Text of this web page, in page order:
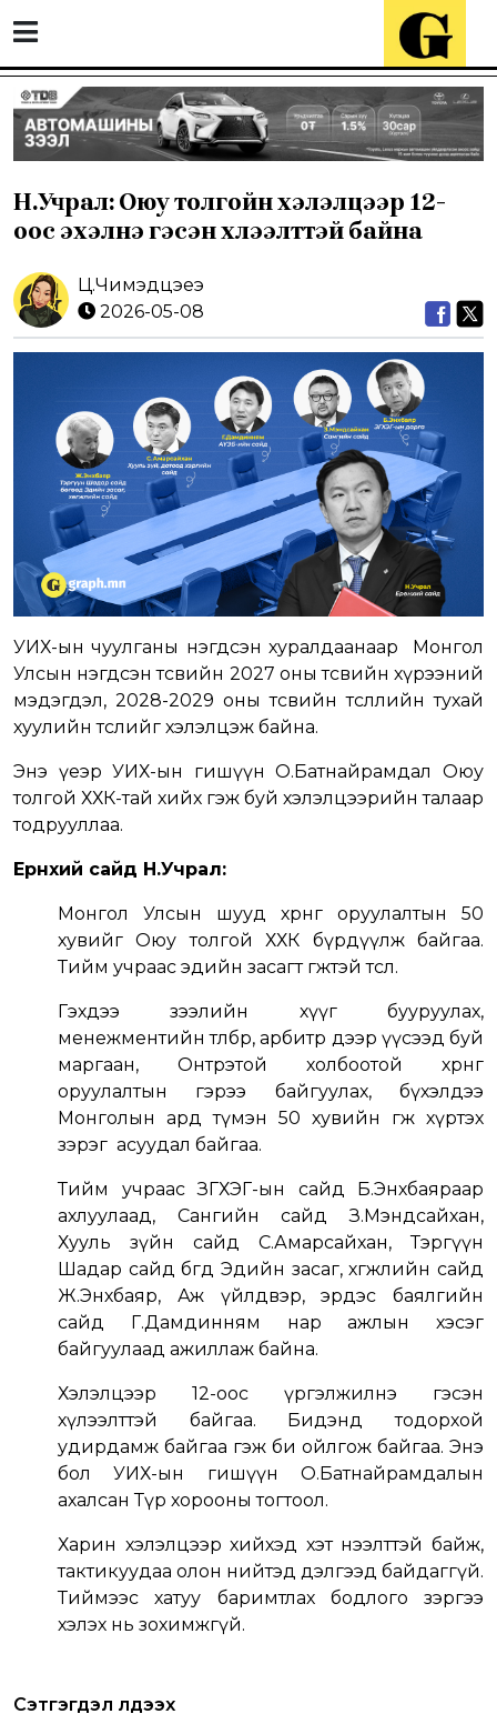
Н.Учрал: Оюу толгойн хэлэлцээр 12-
оос эхэлнэ гэсэн хүлээлттэй байна
Ц.Чимэдцэеэ
2026-05-08
УИХ-ын чуулганы нэгдсэн хуралдаанаар Монгол
Улсын нэгдсэн төсвийн 2027 оны төсвийн хүрээний
мэдэгдэл, 2028-2029 оны төсвийн төсөөллийн тухай
хуулийн төслийг хэлэлцэж байна.
Энэ үеэр УИХ-ын гишүүн О.Батнайрамдал Оюу
толгой ХХК-тай хийх гэж буй хэлэлцээрийн талаар
тодрууллаа.
Ерөнхий сайд Н.Учрал:
Монгол Улсын шууд хөрөнгө оруулалтын 50
хувийг Оюу толгой ХХК бүрдүүлж байгаа.
Тийм учраас эдийн засагт өгөөжтэй төсөл.
Гэхдээ зээлийн хүүг бууруулах,
менежментийн төлбөр, арбитр дээр үүсээд буй
маргаан, Онтрэтой холбоотой хөрөнгө
оруулалтын гэрээ байгуулах, бүхэлдээ
Монголын ард түмэн 50 хувийн өгөөжөө хүртэх
зэрэг асуудал байгаа.
Тийм учраас ЗГХЭГ-ын сайд Б.Энхбаяраар
ахлуулаад, Сангийн сайд З.Мэндсайхан,
Хууль зүйн сайд С.Амарсайхан, Тэргүүн
Шадар сайд бөгөөд Эдийн засаг, хөгжлийн сайд
Ж.Энхбаяр, Аж үйлдвэр, эрдэс баялгийн
сайд Г.Дамдинням нар ажлын хэсэг
байгуулаад ажиллаж байна.
Хэлэлцээр 12-оос үргэлжилнэ гэсэн
хүлээлттэй байгаа. Бидэнд тодорхой
удирдамж байгаа гэж би ойлгож байгаа. Энэ
бол УИХ-ын гишүүн О.Батнайрамдалын
ахалсан Түр хорооны тогтоол.
Харин хэлэлцээр хийхэд хэт нээлттэй байж,
тактикуудаа олон нийтэд дэлгээд байдаггүй.
Тиймээс хатуу баримтлах бодлого зэргээ
хэлэх нь зохимжгүй.
Сэтгэгдэл үлдээх